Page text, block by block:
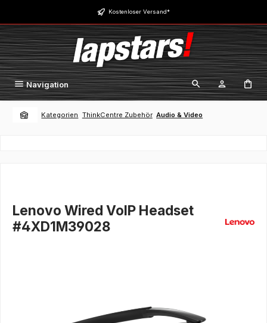
Zum Hauptinhalt springen Kostenloser Versand*
Navigation
Kategorien ThinkCentre Zubehör Audio & Video
Lenovo Wired VoIP Headset
#4XD1M39028